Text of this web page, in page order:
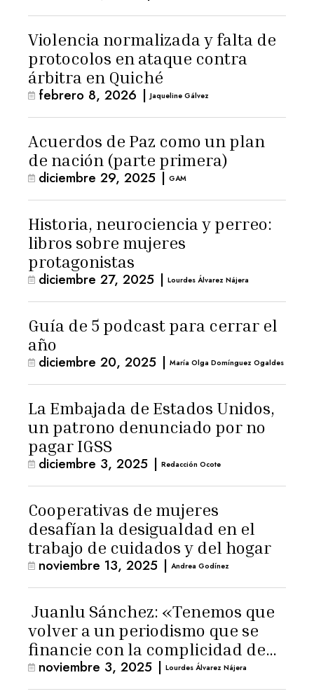
Violencia normalizada y falta de
protocolos en ataque contra
árbitra en Quiché
febrero 8, 2026 | Jaqueline Gálvez
Acuerdos de Paz como un plan
de nación (parte primera)
diciembre 29, 2025 | GAM
Historia, neurociencia y perreo:
libros sobre mujeres
protagonistas
diciembre 27, 2025 | Lourdes Álvarez Nájera
Guía de 5 podcast para cerrar el
año
diciembre 20, 2025 | María Olga Domínguez Ogaldes
La Embajada de Estados Unidos,
un patrono denunciado por no
pagar IGSS
diciembre 3, 2025 | Redacción Ocote
Cooperativas de mujeres
desafían la desigualdad en el
trabajo de cuidados y del hogar
noviembre 13, 2025 | Andrea Godínez
Juanlu Sánchez: «Tenemos que
volver a un periodismo que se
financie con la complicidad de
los lectores»
noviembre 3, 2025 | Lourdes Álvarez Nájera